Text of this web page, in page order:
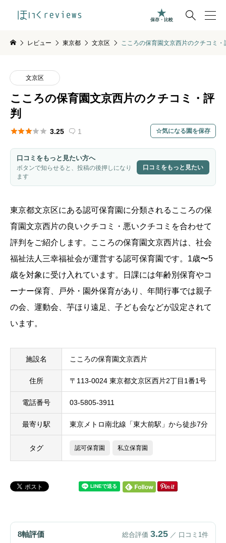

保存・比較
レビュー 東京都 文京区 こころの保育園文京西片のクチコミ・
文京区
こころの保育園文京西片のクチコミ・評
判
 3.25  1 気になる園を保存
口コミをもっと見たい方へ
ボタンで知らせると、投稿の後押しになり
ます
口コミをもっと見たい
東京都文京区にある認可保育園に分類されるこころの保
育園文京西片の良いクチコミ・悪いクチコミを合わせて
評判をご紹介します。こころの保育園文京西片は、社会
福祉法人三幸福祉会が運営する認可保育園です。1歳〜5
歳を対象に受け入れています。日課には年齢別保育やコ
ーナー保育、戸外・園外保育があり、年間行事では親子
の会、運動会、芋ほり遠足、子ども会などが設定されて
います。
施設名 こころの保育園文京西片
住所 〒113-0024 東京都文京区西片2丁目1番1号
電話番号 03-5805-3911
最寄り駅 東京メトロ南北線「東大前駅」から徒歩7分
タグ 認可保育園 私立保育園
8軸評価 総合評価 3.25 ／ 口コミ1件